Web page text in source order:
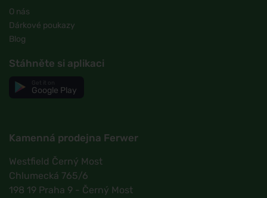
O nás
Dárkové poukazy
Blog
Stáhněte si aplikaci
Google Play
Kamenná prodejna Ferwer
Westfield Černý Most
Chlumecká 765/6
198 19 Praha 9 - Černý Most